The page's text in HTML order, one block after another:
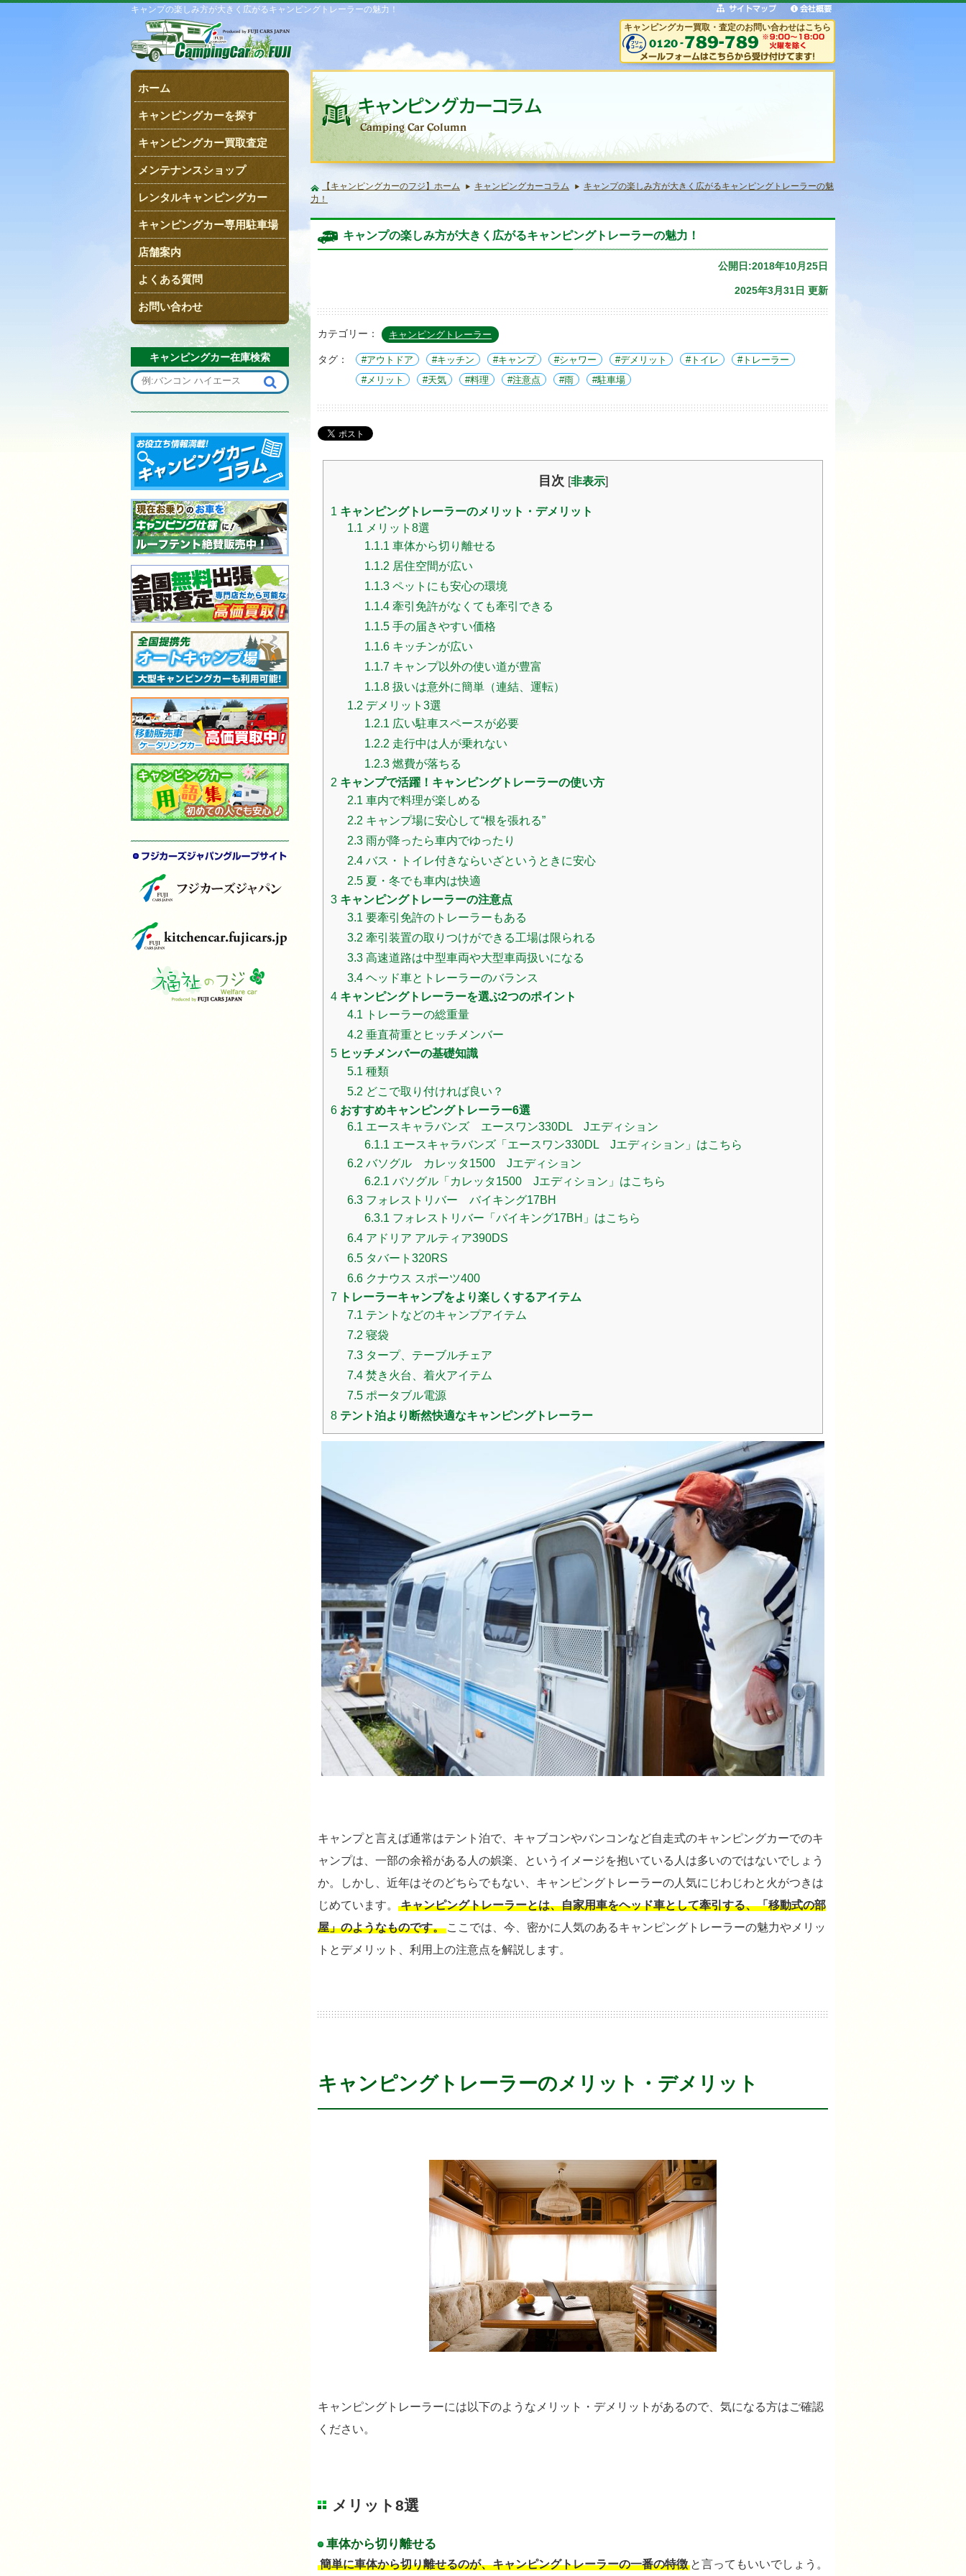
キャンプの楽しみ方が大きく広がるキャンピングトレーラーの魅力！
キャンピングカー買取・査定のお問い合わせはこちら
【キャンピングカーのフジ】ホーム キャンピングカーコラム
キャンプの楽しみ方が大きく広がるキャンピングトレーラーの魅
力！
キャンプの楽しみ方が大きく広がるキャンピングトレーラーの魅力！
公開日:2018年10月25日
2025年3月31日 更新
カテゴリー： キャンピングトレーラー
タグ： アウトドア キッチン キャンプ シャワー デメリット トイレ
トレーラー
メリット
天気 料理 注意点 雨 駐車場
目次 [非表示]
1 キャンピングトレーラーのメリット・デメリット
1.1 メリット8選
1.1.1 車体から切り離せる
1.1.2 居住空間が広い
1.1.3ペットにも安心の環境
1.1.4牽引免許がなくても牽引できる
1.1.5手の届きやすい価格
1.1.6キッチンが広い
1.1.7キャンプ以外の使い道が豊富
1.1.8扱いは意外に簡単（連結、運転）
1.2 デメリット3選
1.2.1 広い駐車スペースが必要
1.2.2 走行中は人が乗れない
1.2.3燃費が落ちる
2 キャンプで活躍！キャンピングトレーラーの使い方
2.1 車内で料理が楽しめる
2.2 キャンプ場に安心して“根を張れる”
2.3 雨が降ったら車内でゆったり
2.4 バス・トイレ付きならいざというときに安心
2.5 夏・冬でも車内は快適
3 キャンピングトレーラーの注意点
3.1 要牽引免許のトレーラーもある
3.2 牽引装置の取りつけができる工場は限られる
3.3 高速道路は中型車両や大型車両扱いになる
3.4 ヘッド車とトレーラーのバランス
4 キャンピングトレーラーを選ぶ2つのポイント
4.1 トレーラーの総重量
4.2 垂直荷重とヒッチメンバー
5 ヒッチメンバーの基礎知識
5.1 種類
5.2 どこで取り付ければ良い？
6 おすすめキャンピングトレーラー6選
6.1 エースキャラバンズ エースワン330DL Jエディション
6.1.1 エースキャラバンズ「エースワン330DL Jエディション」はこちら
6.2 バソグル カレッタ1500 Jエディション
6.2.1 バソグル「カレッタ1500 Jエディション」はこちら
6.3 フォレストリバー バイキング17BH
6.3.1 フォレストリバー「バイキング17BH」はこちら
6.4 アドリア アルティア390DS
6.5 タバート320RS
6.6 クナウス スポーツ400
7 トレーラーキャンプをより楽しくするアイテム
7.1 テントなどのキャンプアイテム
7.2 寝袋
7.3 タープ、テーブルチェア
7.4 焚き火台、着火アイテム
7.5 ポータブル電源
8 テント泊より断然快適なキャンピングトレーラー
キャンプと言えば通常はテント泊で、キャブコンやバンコンなど自走式のキャンピングカーでのキ
ャンプは、一部の余裕がある人の娯楽、というイメージを抱いている人は多いのではないでしょう
か。しかし、近年はそのどちらでもない、キャンピングトレーラーの人気にじわじわと火がつきは
じめています。
キャンピングトレーラーとは、自家用車をヘッド車として牽引する、「移動式の部
屋」のようなものです。 ここでは、今、密かに人気のあるキャンピングトレーラーの魅力やメリッ
トとデメリット、利用上の注意点を解説します。
キャンピングトレーラーのメリット・デメリット
キャンピングトレーラーには以下のようなメリット・デメリットがあるので、気になる方はご確認
ください。
メリット8選
車体から切り離せる
簡単に車体から切り離せるのが、キャンピングトレーラーの一番の特徴 と言ってもいいでしょう。
ホーム
キャンピングカーを探す
キャンピングカー買取査定
メンテナンスショップ
レンタルキャンピングカー
キャンピングカー専用駐車場
店舗案内
よくある質問
お問い合わせ
キャンピングカー在庫検索